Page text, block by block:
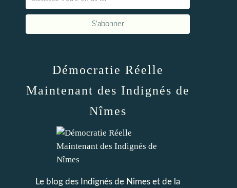
Démocratie Réelle
Maintenant des Indignés de
Nîmes
Le blog des Indignés de Nimes et de la